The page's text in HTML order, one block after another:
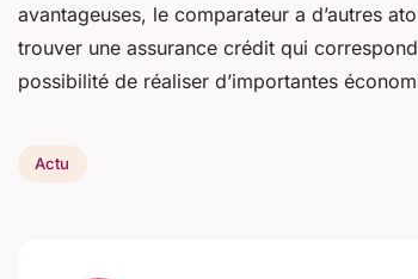
avantageuses, le comparateur a d’autres
trouver une assurance crédit qui
possibilité de réaliser d’importantes
Actu